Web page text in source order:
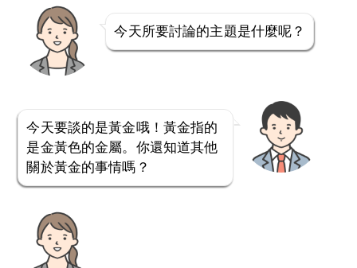
今天所要討論的主題是什麼呢？
今天要談的是黃金哦！黃金指的
是金黃色的金屬。你還知道其他
關於黃金的事情嗎？